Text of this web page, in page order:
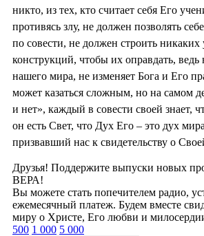
никто, из тех, кто считает себя Его
противясь злу, не должен позволять
по совести, не должен строить
конструкций, чтобы их оправдать, ведь
нашего мира, не изменяет Бога и Его
может казаться сложным, но на самом
и нет», каждый в совести своей знает,
он есть Свет, что Дух Его – это дух
призвавший нас к свидетельству о
Друзья! Поддержите выпуски новых
ВЕРА!
Вы можете стать попечителем радио,
ежемесячный платеж. Будем вместе
миру о Христе, Его любви и
500 1 000 5 000